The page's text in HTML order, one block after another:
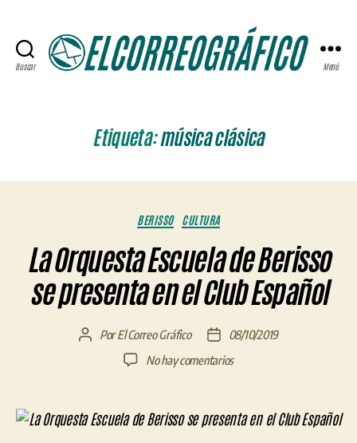
Buscar Menú
Etiqueta:música clásica
Categorías
BERISSO CULTURA
La Orquesta Escuela de Berisso
se presenta en el Club Español
AutorPorEl Correo Gráfico
Fecha08/10/2019
No hay comentariosen
Escuela
de